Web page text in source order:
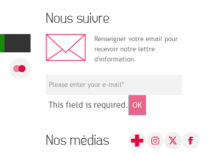
Nous suivre
Renseigner votre email pour
recevoir notre lettre
d'information.
This field is required. OK
Nos médias